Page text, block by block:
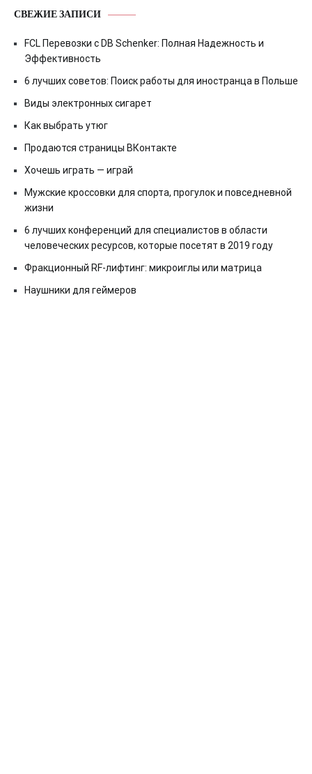
СВЕЖИЕ ЗАПИСИ
FCL Перевозки с DB Schenker: Полная Надежность и
Эффективность
6 лучших советов: Поиск работы для иностранца в Польше
Виды электронных сигарет
Как выбрать утюг
Продаются страницы ВКонтакте
Хочешь играть — играй
Мужские кроссовки для спорта, прогулок и повседневной
жизни
6 лучших конференций для специалистов в области
человеческих ресурсов, которые посетят в 2019 году
Фракционный RF-лифтинг: микроиглы или матрица
Наушники для геймеров